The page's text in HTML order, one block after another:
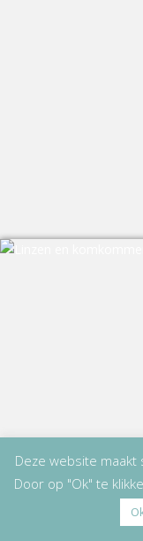
Deze website
Door op "Ok" te